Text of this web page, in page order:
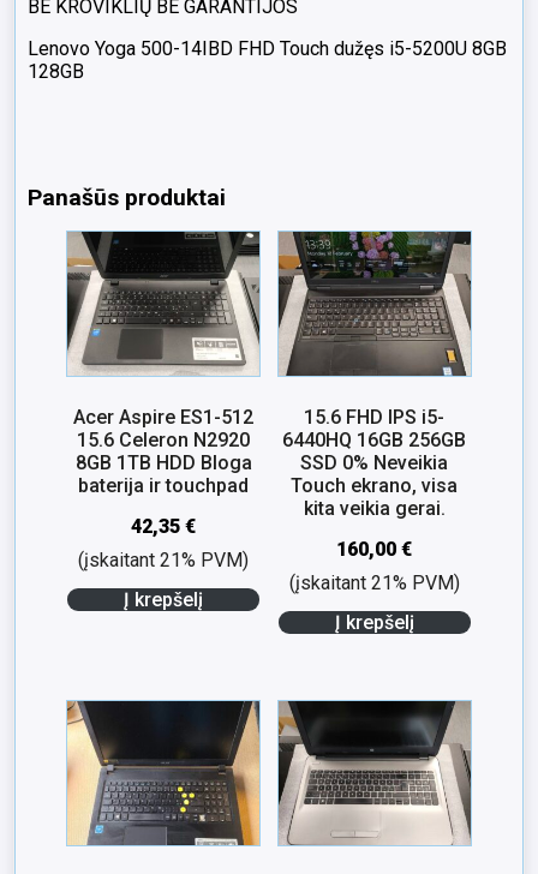
BE KROVIKLIŲ BE GARANTIJOS
Lenovo Yoga 500-14IBD FHD Touch dužęs i5-5200U 8GB
128GB
Panašūs produktai
Acer Aspire ES1-512
15.6 Celeron N2920
8GB 1TB HDD Bloga
baterija ir touchpad
42,35€
(įskaitant 21% PVM)
Į krepšelį
15.6 FHD IPS i5-
6440HQ 16GB 256GB
SSD 0% Neveikia
Touch ekrano, visa
kita veikia gerai.
160,00€
(įskaitant 21% PVM)
Į krepšelį